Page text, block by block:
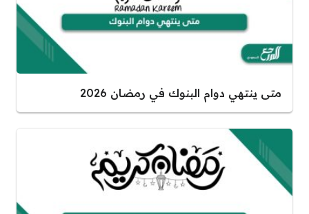
متى ينتهي دوام البنوك في رمضان 2026